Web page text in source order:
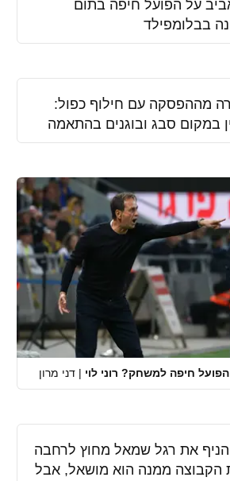
אביב על הפועל חיפה בתום
בבלומפילד
מההפסקה עם חילוף כפול:
במקום סבג ובוגנים בהתאמה
חיפה למשחק? רוני לוי | דני מרון
הניף את רגל שמאל מחוץ לרחבה
הקבוצה ממנה הוא מושאל, אבל